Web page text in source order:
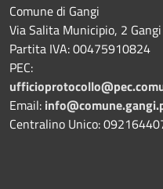
Comune di Gangi
Via Salita Municipio, 2
Partita IVA: 00475910824
PEC:
Email:
Centralino Unico: